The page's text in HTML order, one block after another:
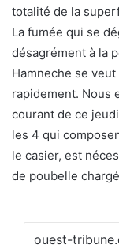
totalité de la
La fumée qui se
désagrément à la
Hamneche se
rapidement. Nous
courant de ce
les 4 qui
le casier, est
de poubelle